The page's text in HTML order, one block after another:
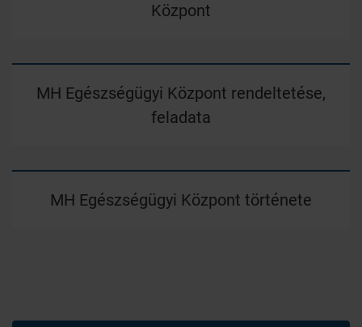
Központ
MH Egészségügyi Központ rendeltetése,
feladata
MH Egészségügyi Központ története